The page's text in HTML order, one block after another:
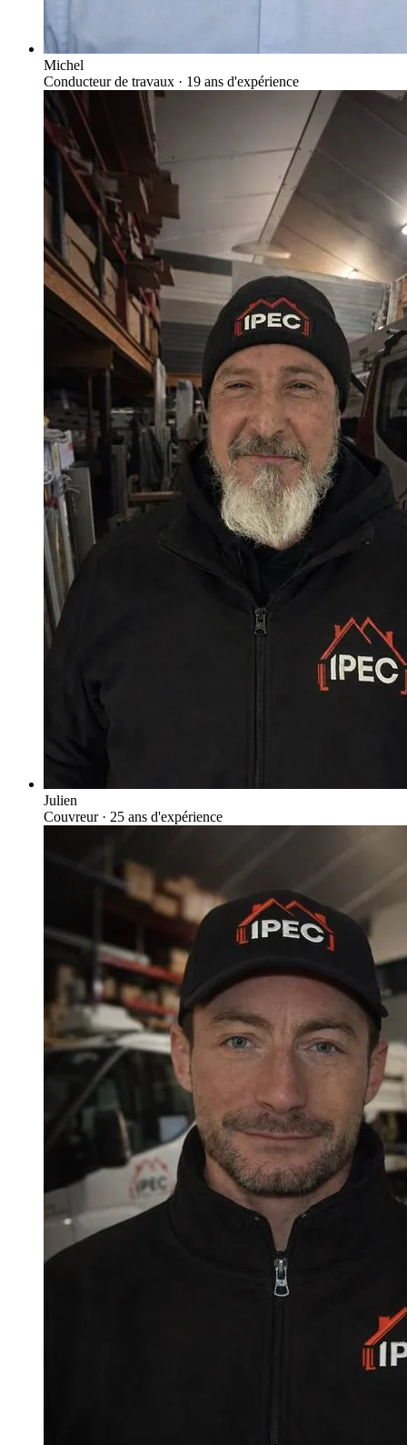
Michel
Conducteur de travaux · 19 ans d'expérience
Julien
Couvreur · 25 ans d'expérience